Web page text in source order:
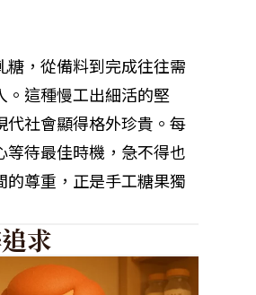
糖，從備料到完成往往需
。這種慢工出細活的堅
代社會顯得格外珍貴。每
等待最佳時機，急不得也
的尊重，正是手工糖果獨
求